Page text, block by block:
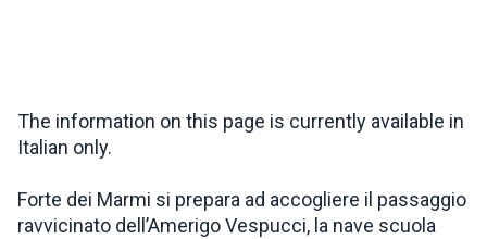
INSPIRATIONS
LIVE WEBCAM
The information on this page is currently available in
Italian only.
Forte dei Marmi si prepara ad accogliere il passaggio
ravvicinato dell’Amerigo Vespucci, la nave scuola